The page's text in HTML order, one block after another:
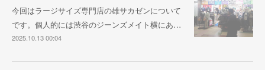
今回はラージサイズ専門店の雄サカゼンについて
です。個人的には渋谷のジーンズメイト横にあ…
2025.10.13 00:04